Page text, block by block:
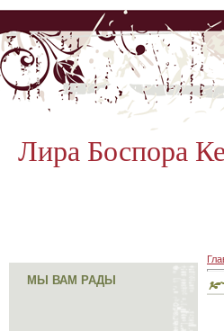
Лира Боспора
МЫ ВАМ РАДЫ